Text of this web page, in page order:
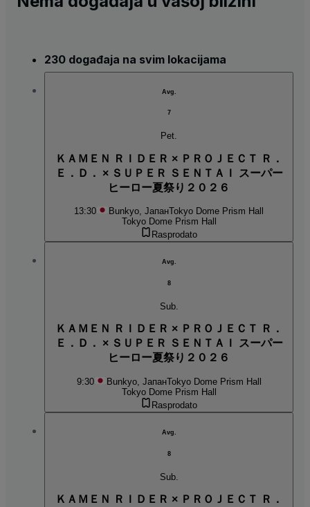
230 događaja na svim lokacijama
Avg.
7
Pet.
ＫＡＭＥＮ ＲＩＤＥＲ × ＰＲＯＪＥＣＴ Ｒ．
Ｅ．Ｄ． × ＳＵＰＥＲ ＳＥＮＴＡＩ スーパー
ヒーロー夏祭り２０２６
13:30 Bunkyo, ЈапанTokyo Dome Prism Hall
Tokyo Dome Prism Hall
Rasprodato
Avg.
8
Sub.
ＫＡＭＥＮ ＲＩＤＥＲ × ＰＲＯＪＥＣＴ Ｒ．
Ｅ．Ｄ． × ＳＵＰＥＲ ＳＥＮＴＡＩ スーパー
ヒーロー夏祭り２０２６
9:30 Bunkyo, ЈапанTokyo Dome Prism Hall
Tokyo Dome Prism Hall
Rasprodato
Avg.
8
Sub.
ＫＡＭＥＮ ＲＩＤＥＲ × ＰＲＯＪＥＣＴ Ｒ．